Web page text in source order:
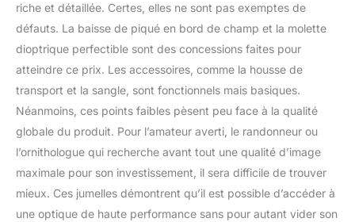
riche et détaillée. Certes, elles ne sont pas exemptes de
défauts. La baisse de piqué en bord de champ et la molette
dioptrique perfectible sont des concessions faites pour
atteindre ce prix. Les accessoires, comme la housse de
transport et la sangle, sont fonctionnels mais basiques.
Néanmoins, ces points faibles pèsent peu face à la qualité
globale du produit. Pour l’amateur averti, le randonneur ou
l’ornithologue qui recherche avant tout une qualité d’image
maximale pour son investissement, il sera difficile de trouver
mieux. Ces jumelles démontrent qu’il est possible d’accéder à
une optique de haute performance sans pour autant vider son